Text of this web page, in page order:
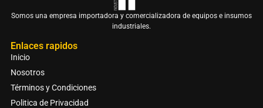
Somos una empresa importadora y comercializadora de equipos e insumos
industriales.
Enlaces rapidos
Inicio
Nosotros
Términos y Condiciones
Politica de Privacidad